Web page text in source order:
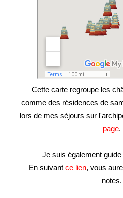
Cette carte regroupe les
comme des résidences de
lors de mes séjours sur
page.
Je suis également
En suivant ce lien, vous
notes.